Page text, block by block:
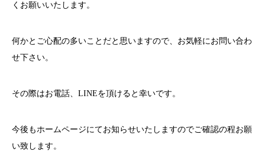
くお願いいたします。
何かとご心配の多いことだと思いますので、お気軽にお問い合わ
せ下さい。
その際はお電話、 LINEを頂けると幸いです。
今後もホームページにてお知らせいたしますのでご確認の程お願
い致します。